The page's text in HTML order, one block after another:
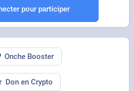
pour participer
Onche Booster
Don en Crypto